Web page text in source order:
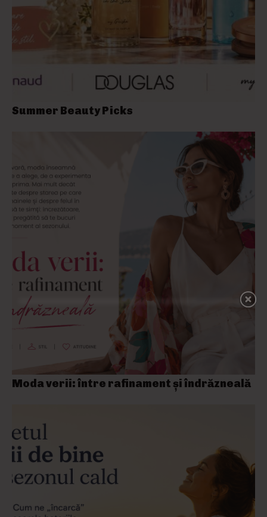
Summer Beauty Picks
Moda verii: între rafinament și îndrăzneală